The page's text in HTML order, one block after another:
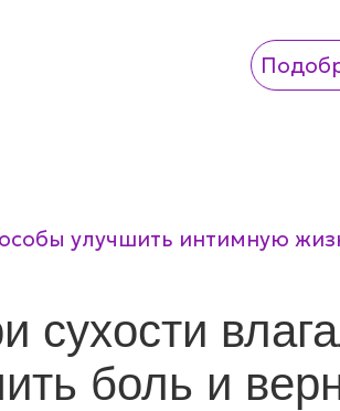
улучшить интимную
сухости
боль и